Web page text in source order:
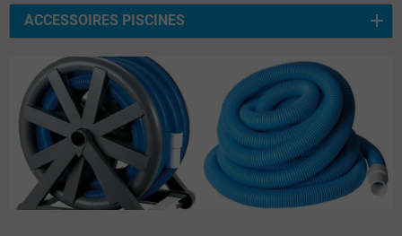
ACCESSOIRES PISCINES